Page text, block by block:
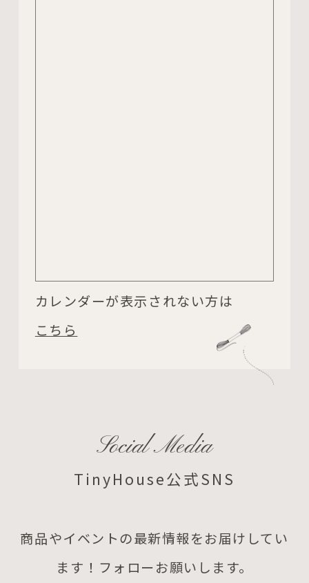
カレンダーが表示されない方は
こちら
Social Media
TinyHouse公式SNS
商品やイベントの最新情報をお届けしてい
ます！フォローお願いします。